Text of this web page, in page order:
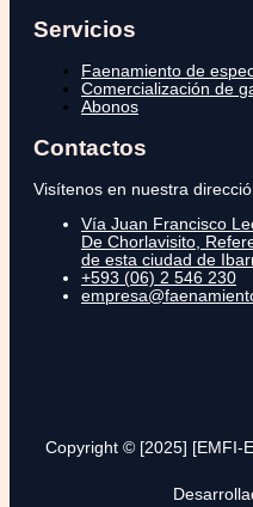
Servicios
Faenamiento de
Comercialización de
Abonos
Contactos
Visítenos en nuestra
Vía Juan Francisco
De Chorlavisito,
de esta ciudad de
+593 (06) 2 546 230
Copyright © [2025] [EMFI-